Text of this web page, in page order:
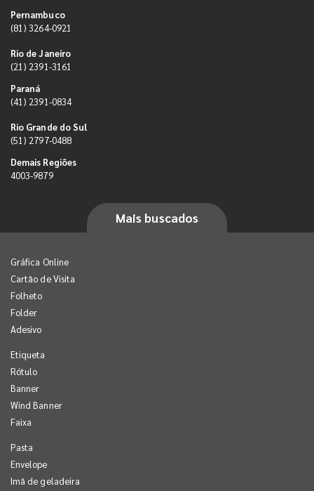
Pernambuco
(81) 3264-0921
Rio de Janeiro
(21) 2391-3161
Paraná
(41) 2391-0834
Rio Grande do Sul
(51) 2797-0488
Demais Regiões
4003-9879
Mais buscados
Gráfica Online
Cartão de Visita
Folheto
Folder
Adesivo
Etiqueta
Rótulo
Banner
Wind Banner
Faixa
Pasta
Envelope
Imã de geladeira